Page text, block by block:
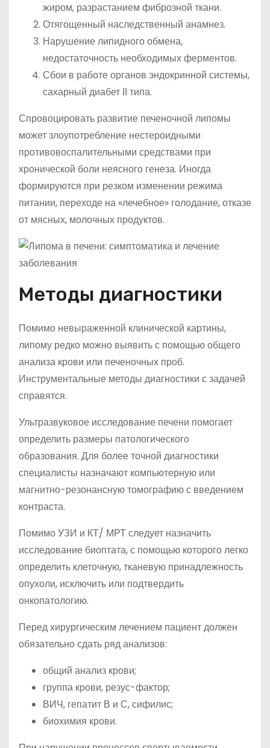
жиром, разрастанием фиброзной ткани.
Отягощенный наследственный анамнез.
Нарушение липидного обмена,
недостаточность необходимых ферментов.
Сбои в работе органов эндокринной системы,
сахарный диабет ІІ типа.
Спровоцировать развитие печеночной липомы
может злоупотребление нестероидными
противовоспалительными средствами при
хронической боли неясного генеза. Иногда
формируются при резком изменении режима
питании, переходе на «лечебное» голодание, отказе
от мясных, молочных продуктов.
Методы диагностики
Помимо невыраженной клинической картины,
липому редко можно выявить с помощью общего
анализа крови или печеночных проб.
Инструментальные методы диагностики с задачей
справятся.
Ультразвуковое исследование печени помогает
определить размеры патологического
образования. Для более точной диагностики
специалисты назначают компьютерную или
магнитно-резонансную томографию с введением
контраста.
Помимо УЗИ и КТ/ МРТ следует назначить
исследование биоптата, с помощью которого легко
определить клеточную, тканевую принадлежность
опухоли, исключить или подтвердить
онкопатологию.
Перед хирургическим лечением пациент должен
обязательно сдать ряд анализов:
общий анализ крови;
группа крови, резус-фактор;
ВИЧ, гепатит В и С, сифилис;
биохимия крови.